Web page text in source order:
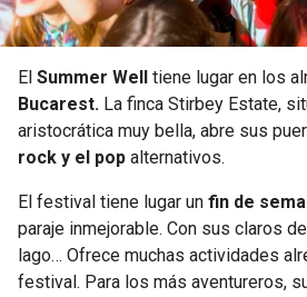
El Summer Well
tiene lugar en los
Bucarest. La finca Stirbey Estate,
aristocrática muy bella, abre sus
rock y el pop alternativos.
El festival tiene lugar un fin de
paraje inmejorable. Con sus claros
lago… Ofrece muchas actividades
festival. Para los más aventureros,